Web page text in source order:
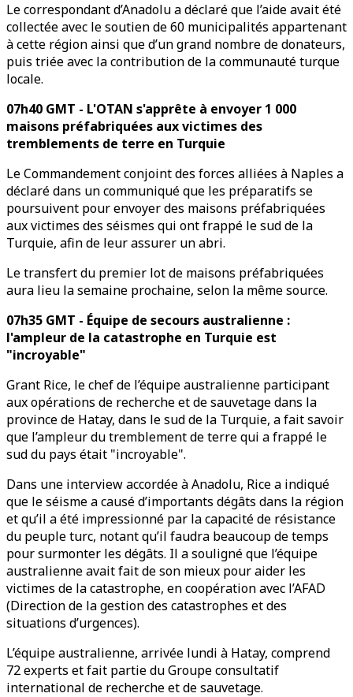
Le correspondant d’Anadolu a déclaré que l’aide avait été
collectée avec le soutien de 60 municipalités appartenant
à cette région ainsi que d’un grand nombre de donateurs,
puis triée avec la contribution de la communauté turque
locale.
07h40 GMT - L'OTAN s'apprête à envoyer 1 000
maisons préfabriquées aux victimes des
tremblements de terre en Turquie
Le Commandement conjoint des forces alliées à Naples a
déclaré dans un communiqué que les préparatifs se
poursuivent pour envoyer des maisons préfabriquées
aux victimes des séismes qui ont frappé le sud de la
Turquie, afin de leur assurer un abri.
Le transfert du premier lot de maisons préfabriquées
aura lieu la semaine prochaine, selon la même source.
07h35 GMT - Équipe de secours australienne :
l'ampleur de la catastrophe en Turquie est
"incroyable"
Grant Rice, le chef de l’équipe australienne participant
aux opérations de recherche et de sauvetage dans la
province de Hatay, dans le sud de la Turquie, a fait savoir
que l’ampleur du tremblement de terre qui a frappé le
sud du pays était "incroyable".
Dans une interview accordée à Anadolu, Rice a indiqué
que le séisme a causé d’importants dégâts dans la région
et qu’il a été impressionné par la capacité de résistance
du peuple turc, notant qu’il faudra beaucoup de temps
pour surmonter les dégâts. Il a souligné que l’équipe
australienne avait fait de son mieux pour aider les
victimes de la catastrophe, en coopération avec l’AFAD
(Direction de la gestion des catastrophes et des
situations d’urgences).
L’équipe australienne, arrivée lundi à Hatay, comprend
72 experts et fait partie du Groupe consultatif
international de recherche et de sauvetage.